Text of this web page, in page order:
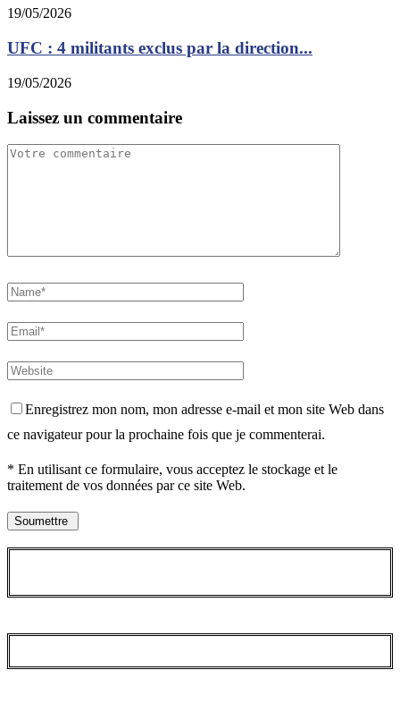
19/05/2026
UFC : 4 militants exclus par la direction...
19/05/2026
Laissez un commentaire
Enregistrez mon nom, mon adresse e-mail et mon site Web dans
ce navigateur pour la prochaine fois que je commenterai.
* En utilisant ce formulaire, vous acceptez le stockage et le
traitement de vos données par ce site Web.